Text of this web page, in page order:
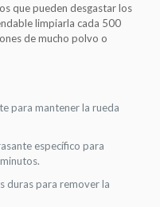
que pueden desgastar los
limpiarla cada 500
de mucho polvo o
para mantener la rueda
específico para
duras para remover la